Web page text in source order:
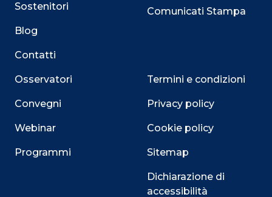
Sostenitori
Blog
Contatti
Osservatori
Convegni
Webinar
Programmi
Comunicati Stampa
Termini e condizioni
Privacy policy
Cookie policy
Sitemap
Dichiarazione di
accessibilità